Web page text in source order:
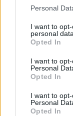
Please note that
not limited to
grant or deny
use your data for
consent section.
Personal
I want to
personal data.
Opted In
I want to
Personal
Opted In
I want to
Personal
Opted In
EXTRA VIDEÓK
SZALAY BENCE